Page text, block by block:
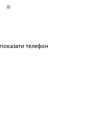
показати телефон